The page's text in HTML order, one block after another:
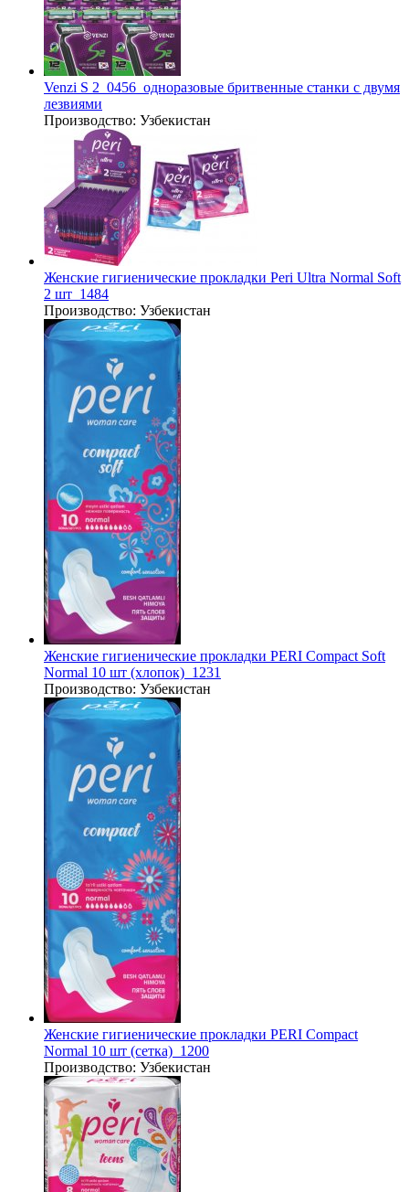
Venzi S 2_0456_одноразовые бритвенные станки с двумя
лезвиями
Производство: Узбекистан
Женские гигиенические прокладки Peri Ultra Normal Soft
2 шт_1484
Производство: Узбекистан
Женские гигиенические прокладки PERI Compact Soft
Normal 10 шт (хлопок)_1231
Производство: Узбекистан
Женские гигиенические прокладки PERI Compact
Normal 10 шт (сетка)_1200
Производство: Узбекистан